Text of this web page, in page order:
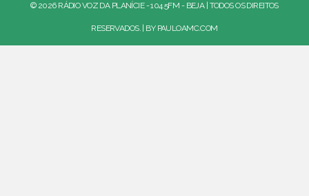
© 2026 RÁDIO VOZ DA PLANÍCIE - 104.5FM - BEJA | TODOS OS DIREITOS
RESERVADOS. | BY PAULOAMC.COM